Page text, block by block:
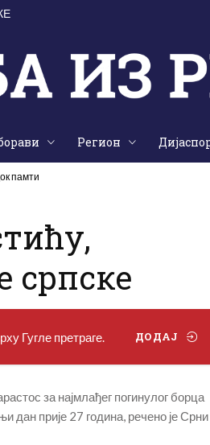
Регион
памти
српске
Гугле претраге. ДОДАЈ
за најмлађег погинулог борца
дан прије 27 година, речено је Срни